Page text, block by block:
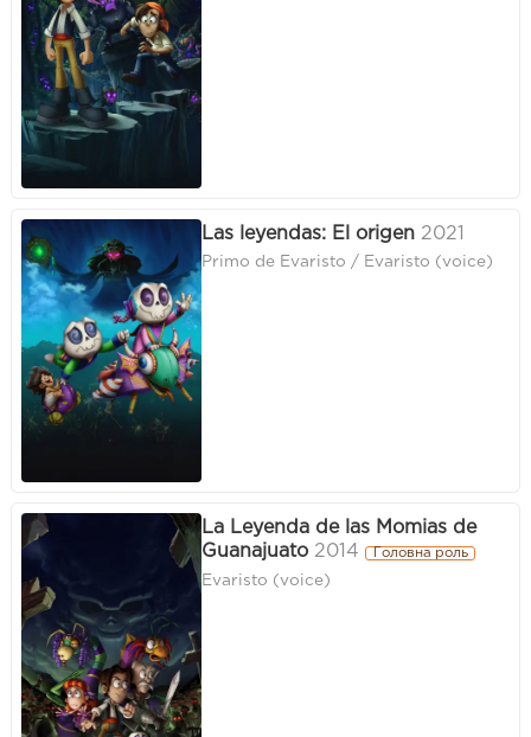
Las leyendas: El origen 2021
Primo de Evaristo / Evaristo (voice)
La Leyenda de las Momias de
Guanajuato 2014 Головна роль
Evaristo (voice)